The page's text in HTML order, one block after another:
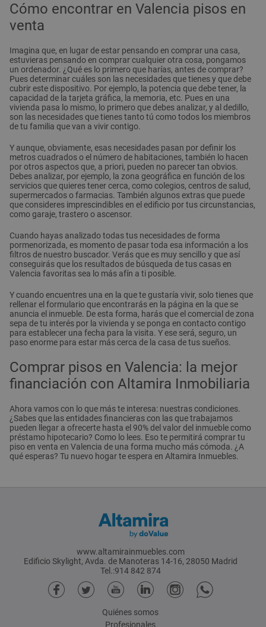
Cómo encontrar en Valencia pisos en
venta
Imagina que, en lugar de estar pensando en comprar una casa,
estuvieras pensando en comprar cualquier otra cosa, pongamos
un ordenador. ¿Qué es lo primero que harías, antes de comprar?
Pues determinar cuáles son las necesidades que tienes y que debe
cubrir este dispositivo. Por ejemplo, la potencia que debe tener, la
capacidad de la tarjeta gráfica, la memoria, etc. Pues en una
vivienda pasa lo mismo, lo primero que debes analizar, y al dedillo,
son las necesidades que tienes tanto tú como todos los miembros
de tu familia que van a vivir contigo.
Y aunque, obviamente, esas necesidades pasan por definir los
metros cuadrados o el número de habitaciones, también lo hacen
por otros aspectos que, a priori, pueden no parecer tan obvios.
Debes analizar, por ejemplo, la zona geográfica en función de los
servicios que quieres tener cerca, como colegios, centros de salud,
supermercados o farmacias. También algunos extras que puede
que consideres imprescindibles en el edificio por tus circunstancias,
como garaje, trastero o ascensor.
Cuando hayas analizado todas tus necesidades de forma
pormenorizada, es momento de pasar toda esa información a los
filtros de nuestro buscador. Verás que es muy sencillo y que así
conseguirás que los resultados de búsqueda de tus casas en
Valencia favoritas sea lo más afín a ti posible.
Y cuando encuentres una en la que te gustaría vivir, solo tienes que
rellenar el formulario que encontrarás en la página en la que se
anuncia el inmueble. De esta forma, harás que el comercial de zona
sepa de tu interés por la vivienda y se ponga en contacto contigo
para establecer una fecha para la visita. Y ese será, seguro, un
paso enorme para estar más cerca de la casa de tus sueños.
Comprar pisos en Valencia: la mejor
financiación con Altamira Inmobiliaria
Ahora vamos con lo que más te interesa: nuestras condiciones.
¿Sabes que las entidades financieras con las que trabajamos
pueden llegar a ofrecerte hasta el 90% del valor del inmueble como
préstamo hipotecario? Como lo lees. Eso te permitirá comprar tu
piso en venta en Valencia de una forma mucho más cómoda. ¿A
qué esperas? Tu nuevo hogar te espera en Altamira Inmuebles.
www.altamirainmuebles.com
Edificio Skylight, Avda. de Manoteras 14-16, 28050 Madrid
Tel.:914 842 874
Quiénes somos
Profesionales